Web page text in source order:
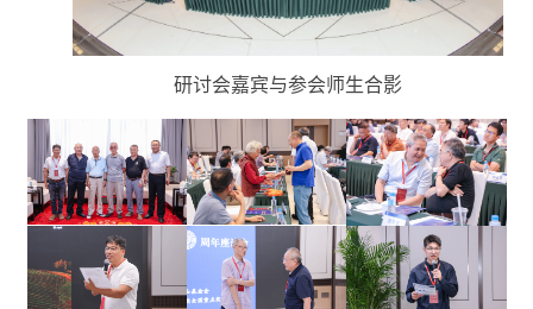
研讨会嘉宾与参会师生合影